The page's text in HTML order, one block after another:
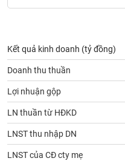
Kết quả kinh doanh (tỷ đồng)
Doanh thu thuần
Lợi nhuận gộp
LN thuần từ HĐKD
LNST thu nhập DN
LNST của CĐ cty mẹ
ÍCH
BẤT
ĐỘNG
SẢN
Mã
chứng
khoán
(-)